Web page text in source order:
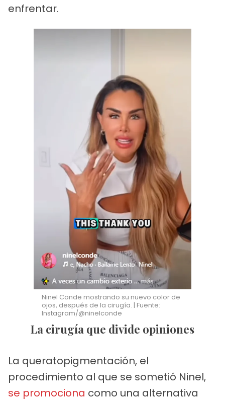
enfrentar.
Ninel Conde mostrando su nuevo color de
ojos, después de la cirugía. | Fuente:
Instagram/@ninelconde
La cirugía que divide opiniones
La queratopigmentación, el
procedimiento al que se sometió Ninel,
se promociona como una alternativa